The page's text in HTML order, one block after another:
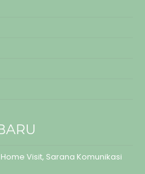
Visit, Sarana Komunikasi